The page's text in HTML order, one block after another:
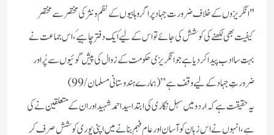
"انگریزوں کے خلاف ضرورت جہاد پر اگر وہابیوں کے نظم و نثر کی مختصر سے مختصر
کیفیت بھی لکھنے کی کوشش کی جائے تو اس کے لیۓ ایک دفتر چاہیۓ،اس جماعت نے
بہت سا ادب پیدا کر دیا ہے جو انگریزی حکومت کے زوال کی پیش گوئیوں سے پُر اور
ضرورتِ جہاد کے لیے وقف ہے” (ہمارے ہندوستانی مسلمان/99 )
یہ حقیقت ہے کہ اردو میں سہل نگاری کی ابتدا سید احمد شہید اور ان کے متعلقین نے کی
ہے، انہوں نے اس زبان کو آسان اور عام فہم بنانے میں اپنی پوری کوشش صرف کر